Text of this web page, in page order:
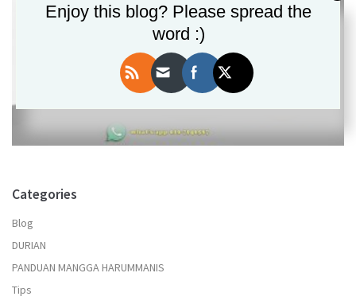
Categories
Blog
DURIAN
PANDUAN MANGGA HARUMMANIS
Tips
Enjoy this blog? Please spread the
word :)